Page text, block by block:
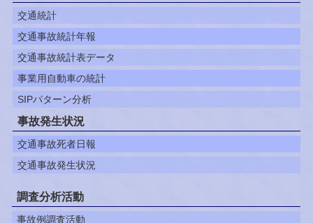
交通統計
交通事故統計年報
交通事故統計表データ
事業用自動車の統計
SIPパターン分析
事故発生状況
交通事故死者日報
交通事故発生状況
調査分析活動
事故例調査活動